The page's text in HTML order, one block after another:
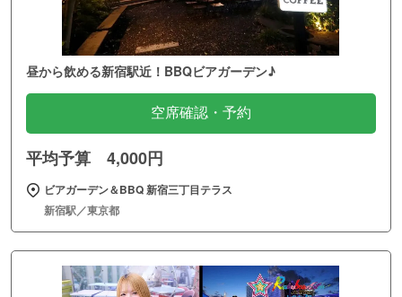
昼から飲める新宿駅近！BBQビアガーデン♪
空席確認・予約
平均予算 4,000円
ビアガーデン＆BBQ 新宿三丁目テラス
新宿駅／東京都